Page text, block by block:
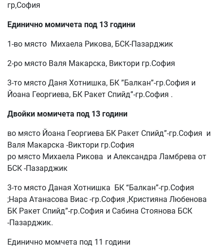
гр,София
Единично момичета под 13 години
1-во място Михаела Рикова, БСК-Пазарджик
2-ро място Валя Макарска, Виктори гр.София
3-то място Даня Хотнишка, БК ”Балкан”-гр.София и
Йоана Георгиева, БК Ракет Спийд”-гр.София .
Двойки момичета под 13 години
во място Йоана Георгиева БК Ракет Спийд”-гр.София и
Валя Макарска -Виктори гр.София
ро място Михаела Рикова и Александра Ламбрева от
БСК -Пазарджик
3-то място Даная Хотнишка БК “Балкан”-гр.София
;Нара Атанасова Виас -гр.София ,Кристияна Любенова
БК Ракет Спийд”-гр.София и Сабина Стоянова БСК
-Пазарджик.
Единично момчета под 11 години